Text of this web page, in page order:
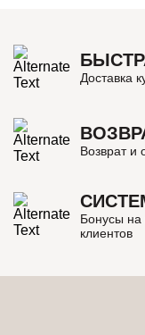
Доставка
Возврат и
Бонусы на
клиентов